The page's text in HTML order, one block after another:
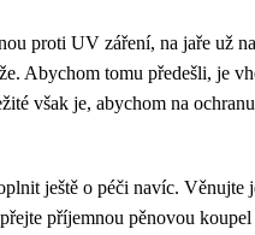
proti UV záření, na jaře už
Abychom tomu předešli, je
však je, abychom na
ještě o péči navíc.
příjemnou pěnovou